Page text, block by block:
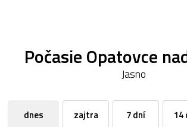
Počasie Opatovce
Jasno
dnes zajtra 7 dní 14